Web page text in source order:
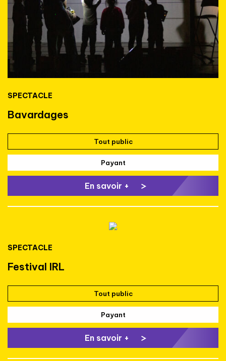
SPECTACLE
Bavardages
Tout public
Payant
En savoir +
SPECTACLE
Festival IRL
Tout public
Payant
En savoir +